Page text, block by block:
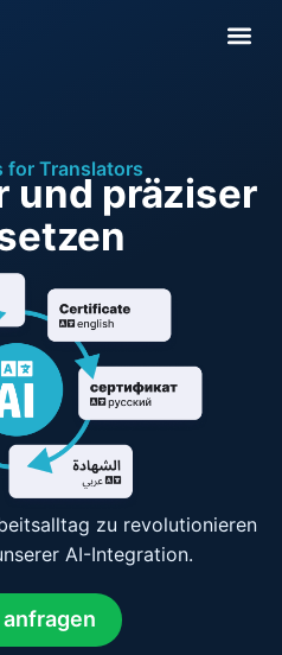
for Translators
und präziser
zu revolutionieren
AI-Integration.
anfragen